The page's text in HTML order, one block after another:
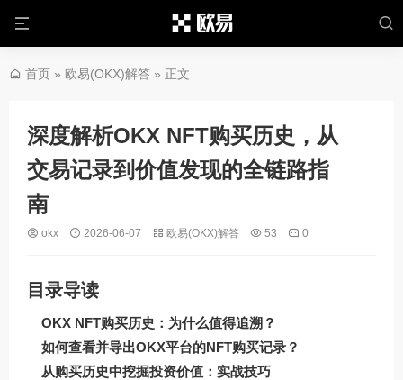
首页 » 欧易(OKX)解答 » 正文
深度解析OKX NFT购买历史，从
交易记录到价值发现的全链路指
南
okx 2026-06-07 欧易(OKX)解答 53 0
目录导读
OKX NFT购买历史：为什么值得追溯？
如何查看并导出OKX平台的NFT购买记录？
从购买历史中挖掘投资价值：实战技巧